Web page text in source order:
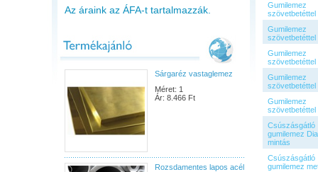
Az áraink az ÁFA-t tartalmazzák.
Sárgaréz vastaglemez
Méret: 1
Ár: 8.466 Ft
Rozsdamentes lapos acél
Gumilemez
szövetbetéttel
Gumilemez
szövetbetéttel
Gumilemez
szövetbetéttel
Gumilemez
szövetbetéttel
Gumilemez
szövetbetéttel
Csúszásgátló
gumilemez
mintás
Csúszásgátló
gumilemez